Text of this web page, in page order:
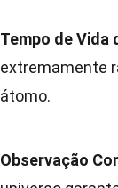
Tempo de Vida
extremamente
átomo.
Observação